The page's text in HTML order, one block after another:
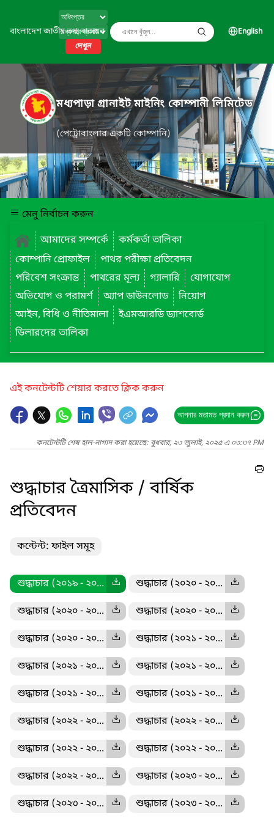
বাংলাদেশ জাতীয় তথ্য বাতায়ন
দেখুন
English
মধ্যপাড়া গ্রানাইট মাইনিং কোম্পানী লিমিটেড
(পেট্রোবাংলার একটি কোম্পানি)
মেনু নির্বাচন করুন
আমাদের সম্পর্কে
কর্মকর্তা তালিকা
কোম্পানি প্রোফাইল
পাথর পরীক্ষা প্রতিবেদন
পরিবেশ সংক্রান্ত
পাথরের মূল্য গ্যালারি
যোগাযোগ
অভিযোগ ও পরামর্শ
অ্যাপ ডাউনলোড
নিয়োগ
আইন, বিধি ও নীতিমালা
ইএমআরডি ড্যাশবোর্ড
ডিলারদের তালিকা
এই কনটেন্টটি শেয়ার করতে ক্লিক করুন
আপনার মতামত প্রদান করুন
কনটেন্টটি শেষ হাল-নাগাদ করা হয়েছে: বুধবার, ২৩ জুলাই, ২০২৫ এ ০৩:৩৭ PM
শুদ্ধাচার ত্রৈমাসিক / বার্ষিক
প্রতিবেদন
কন্টেন্ট: ফাইল সমূহ
শুদ্ধাচার (২০১৯ - ২০... শুদ্ধাচার (২০২০ - ২০...
শুদ্ধাচার (২০২০ - ২০... শুদ্ধাচার (২০২০ - ২০...
শুদ্ধাচার (২০২০ - ২০... শুদ্ধাচার (২০২১ - ২০...
শুদ্ধাচার (২০২১ - ২০... শুদ্ধাচার (২০২১ - ২০...
শুদ্ধাচার (২০২১ - ২০... শুদ্ধাচার (২০২১ - ২০...
শুদ্ধাচার (২০২২ - ২০... শুদ্ধাচার (২০২২ - ২০...
শুদ্ধাচার (২০২২ - ২০... শুদ্ধাচার (২০২২ - ২০...
শুদ্ধাচার (২০২২ - ২০... শুদ্ধাচার (২০২৩ - ২০...
শুদ্ধাচার (২০২৩ - ২০... শুদ্ধাচার (২০২৩ - ২০...